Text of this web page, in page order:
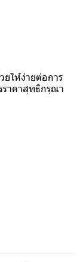
ยให้ง่ายต่อการ
าคาสุทธิกรุณา